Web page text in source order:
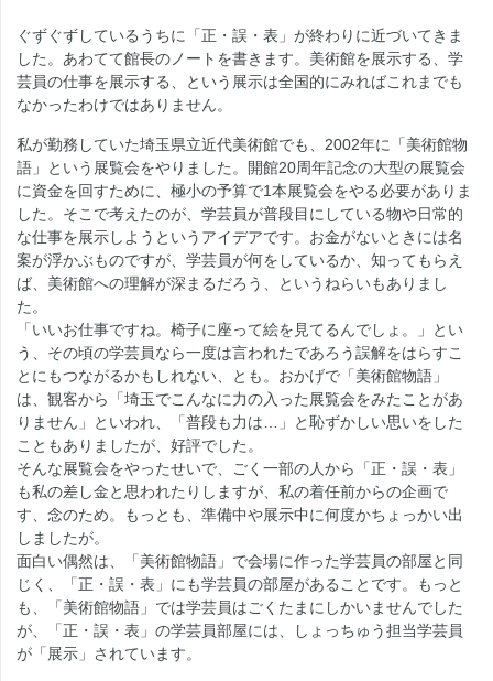
ぐずぐずしているうちに「正・誤・表」が終わりに近づいてきま
した。あわてて館長のノートを書きます。美術館を展示する、学
芸員の仕事を展示する、という展示は全国的にみればこれまでも
なかったわけではありません。
私が勤務していた埼玉県立近代美術館でも、2002年に「美術館物
語」という展覧会をやりました。開館20周年記念の大型の展覧会
に資金を回すために、極小の予算で1本展覧会をやる必要がありま
した。そこで考えたのが、学芸員が普段目にしている物や日常的
な仕事を展示しようというアイデアです。お金がないときには名
案が浮かぶものですが、学芸員が何をしているか、知ってもらえ
ば、美術館への理解が深まるだろう、というねらいもありまし
た。
「いいお仕事ですね。椅子に座って絵を見てるんでしょ。」とい
う、その頃の学芸員なら一度は言われたであろう誤解をはらすこ
とにもつながるかもしれない、とも。おかげで「美術館物語」
は、観客から「埼玉でこんなに力の入った展覧会をみたことがあ
りません」といわれ、「普段も力は…」と恥ずかしい思いをした
こともありましたが、好評でした。
そんな展覧会をやったせいで、ごく一部の人から「正・誤・表」
も私の差し金と思われたりしますが、私の着任前からの企画で
す、念のため。もっとも、準備中や展示中に何度かちょっかい出
しましたが。
面白い偶然は、「美術館物語」で会場に作った学芸員の部屋と同
じく、「正・誤・表」にも学芸員の部屋があることです。もっと
も、「美術館物語」では学芸員はごくたまにしかいませんでした
が、「正・誤・表」の学芸員部屋には、しょっちゅう担当学芸員
が「展示」されています。